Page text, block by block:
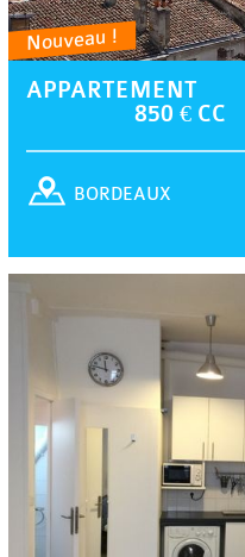
Nouveau !
APPARTEMENT
850 € CC
BORDEAUX